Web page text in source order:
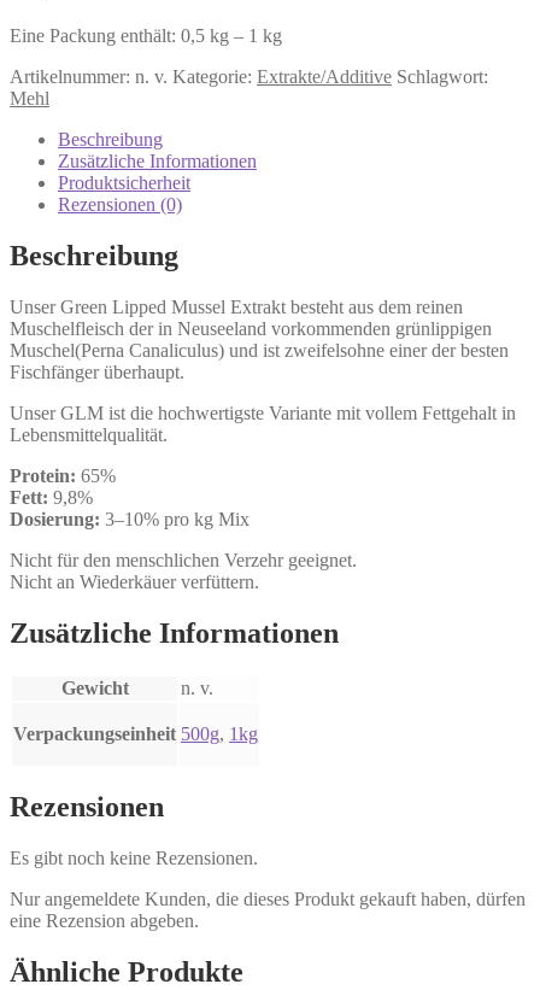
Eine Packung enthält: 0,5 kg – 1 kg
Artikelnummer: n. v. Kategorie: Extrakte/Additive Schlagwort:
Mehl
Beschreibung
Zusätzliche Informationen
Produktsicherheit
Rezensionen (0)
Beschreibung
Unser Green Lipped Mussel Extrakt besteht aus dem reinen
Muschelfleisch der in Neuseeland vorkommenden grünlippigen
Muschel(Perna Canaliculus) und ist zweifelsohne einer der besten
Fischfänger überhaupt.
Unser GLM ist die hochwertigste Variante mit vollem Fettgehalt in
Lebensmittelqualität.
Protein: 65%
Fett: 9,8%
Dosierung: 3–10% pro kg Mix
Nicht für den menschlichen Verzehr geeignet.
Nicht an Wiederkäuer verfüttern.
Zusätzliche Informationen
Gewicht n. v.
Verpackungseinheit 500g, 1kg
Rezensionen
Es gibt noch keine Rezensionen.
Nur angemeldete Kunden, die dieses Produkt gekauft haben, dürfen
eine Rezension abgeben.
Ähnliche Produkte